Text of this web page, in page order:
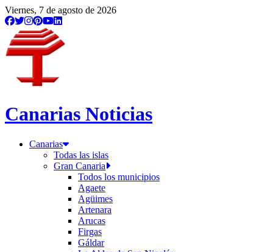
Viernes, 7 de agosto de 2026
Canarias Noticias
Canarias
Todas las islas
Gran Canaria
Todos los municipios
Agaete
Agüimes
Artenara
Arucas
Firgas
Gáldar